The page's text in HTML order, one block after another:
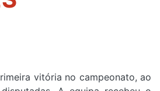
vitória no campeonato, ao